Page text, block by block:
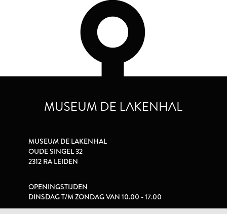
MUSEUM DE LAKENHAL
OUDE SINGEL 32
2312 RA LEIDEN
OPENINGSTIJDEN
DINSDAG T/M ZONDAG VAN 10.00 - 17.00